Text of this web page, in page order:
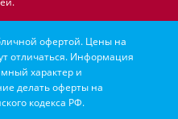
офертой. Цены на
отличаться. Информация
характер и
делать оферты на
кодекса РФ.